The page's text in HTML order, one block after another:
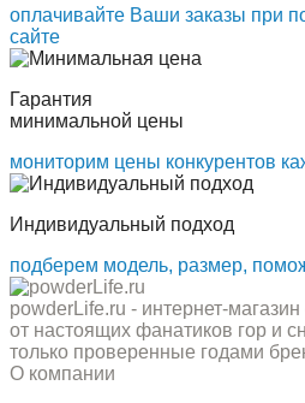
оплачивайте Ваши заказы при
сайте
Гарантия
минимальной цены
мониторим цены конкурентов
Индивидуальный подход
подберем модель, размер,
powderLife.ru - интернет-
от настоящих фанатиков гор и
только проверенные годами
О компании